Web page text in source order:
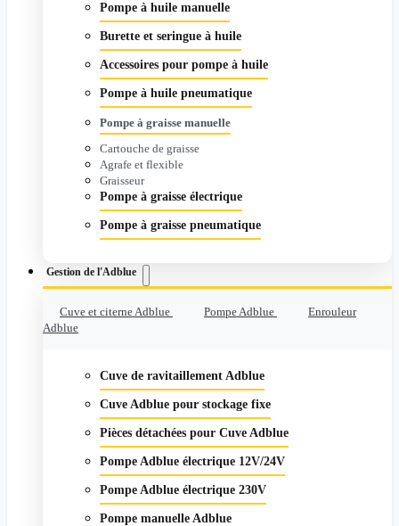
Pompe à huile manuelle
Burette et seringue à huile
Accessoires pour pompe à huile
Pompe à huile pneumatique
Pompe à graisse manuelle
Cartouche de graisse
Agrafe et flexible
Graisseur
Pompe à graisse électrique
Pompe à graisse pneumatique
Gestion de l'Adblue
Cuve et citerne Adblue Pompe Adblue
Enrouleur
Adblue
Cuve de ravitaillement Adblue
Cuve Adblue pour stockage fixe
Pièces détachées pour Cuve Adblue
Pompe Adblue électrique 12V/24V
Pompe Adblue électrique 230V
Pompe manuelle Adblue